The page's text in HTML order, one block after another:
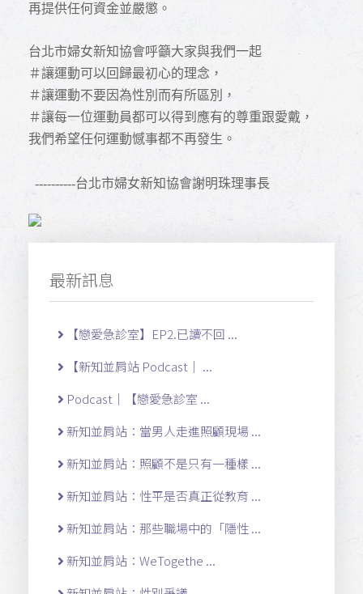
再提供任何資金並嚴懲。
台北市婦女新知協會呼籲大家與我們一起
＃讓運動可以回歸最初心的理念，
＃讓運動不要因為性別而有所區別，
＃讓每一位運動員都可以得到應有的尊重跟愛戴，
我們希望任何運動憾事都不再發生。
----------台北市婦女新知協會謝明珠理事長
最新訊息
【戀愛急診室】EP2.已讀不回 ...
【新知並肩站 Podcast｜ ...
Podcast｜【戀愛急診室 ...
新知並肩站：當男人走進照顧現場 ...
新知並肩站：照顧不是只有一種樣 ...
新知並肩站：性平是否真正從教育 ...
新知並肩站：那些職場中的「隱性 ...
新知並肩站：WeTogethe ...